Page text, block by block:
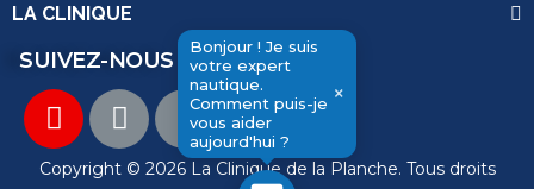
send
Bonjour ! Je suis
votre expert
nautique.
Comment puis-je
vous aider
aujourd'hui ?
×
LA CLINIQUE
SUIVEZ-NOUS
Copyright © 2026 La Clinique de la Planche. Tous droits